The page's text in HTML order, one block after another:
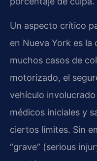
Un aspecto crítico
en Nueva York es la
muchos casos de
motorizado, el
vehículo
médicos iniciales y
ciertos límites. Sin
“grave” (serious